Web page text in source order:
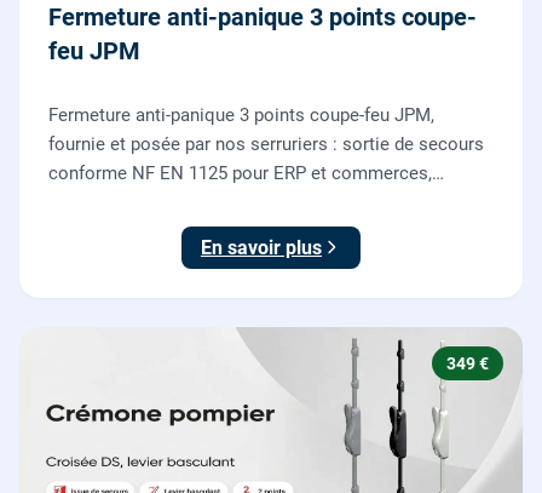
Fermeture anti-panique 3 points coupe-
feu JPM
Fermeture anti-panique 3 points coupe-feu JPM,
fournie et posée par nos serruriers : sortie de secours
conforme NF EN 1125 pour ERP et commerces,
En savoir plus
349 €